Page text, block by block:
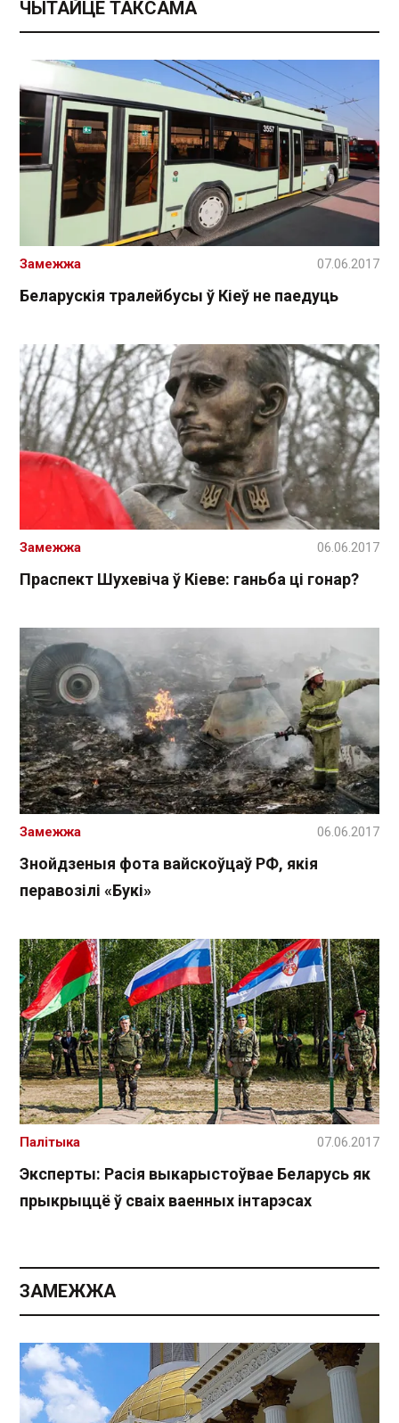
ЧЫТАЙЦЕ ТАКСАМА
Беларускія тралейбусы ў Кіеў не паедуць
Замежжа 07.06.2017
Праспект Шухевіча ў Кіеве: ганьба ці гонар?
Замежжа 06.06.2017
Знойдзеныя фота вайскоўцаў РФ, якія
перавозілі «Букі»
Замежжа 06.06.2017
Эксперты: Расія выкарыстоўвае Беларусь як
прыкрыццё ў сваіх ваенных інтарэсах
Палітыка 07.06.2017
ЗАМЕЖЖА